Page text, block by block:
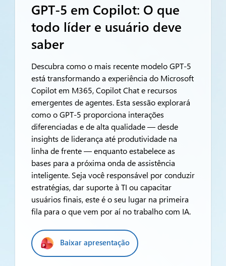
GPT-5 em Copilot: O que
todo líder e usuário deve
saber
Descubra como o mais recente modelo GPT-5
está transformando a experiência do Microsoft
Copilot em M365, Copilot Chat e recursos
emergentes de agentes. Esta sessão explorará
como o GPT-5 proporciona interações
diferenciadas e de alta qualidade — desde
insights de liderança até produtividade na
linha de frente — enquanto estabelece as
bases para a próxima onda de assistência
inteligente. Seja você responsável por conduzir
estratégias, dar suporte à TI ou capacitar
usuários finais, este é o seu lugar na primeira
fila para o que vem por aí no trabalho com IA.
Baixar apresentação